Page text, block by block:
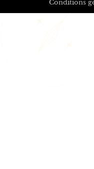
Conditions